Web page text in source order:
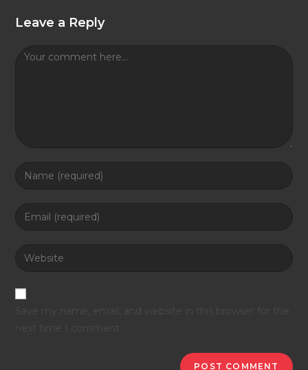
Leave a Reply
Save my name, email, and website in this browser for the
next time I comment.